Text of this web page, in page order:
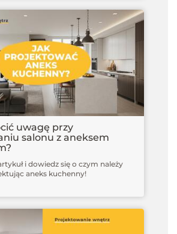
uwagę przy
salonu z aneksem
i dowiedz się o czym należy
aneks kuchenny!